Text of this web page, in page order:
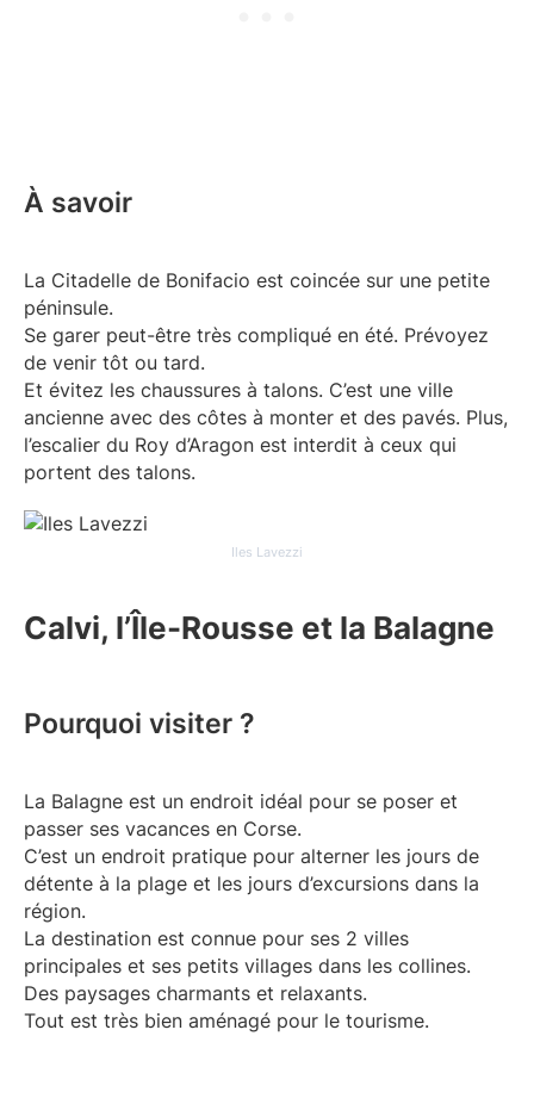
À savoir
La Citadelle de Bonifacio est coincée sur une petite
péninsule.
Se garer peut-être très compliqué en été. Prévoyez
de venir tôt ou tard.
Et évitez les chaussures à talons. C’est une ville
ancienne avec des côtes à monter et des pavés. Plus,
l’escalier du Roy d’Aragon est interdit à ceux qui
portent des talons.
Iles Lavezzi
Calvi, l’Île-Rousse et la Balagne
Pourquoi visiter ?
La Balagne est un endroit idéal pour se poser et
passer ses vacances en Corse.
C’est un endroit pratique pour alterner les jours de
détente à la plage et les jours d’excursions dans la
région.
La destination est connue pour ses 2 villes
principales et ses petits villages dans les collines.
Des paysages charmants et relaxants.
Tout est très bien aménagé pour le tourisme.